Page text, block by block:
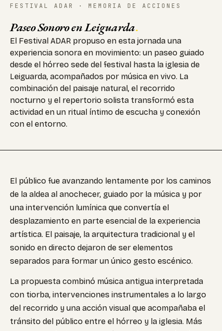
FESTIVAL ADAR · MEMORIA DE ACCIONES
Paseo Sonoro en Leiguarda.
El Festival ADAR propuso en esta jornada una
experiencia sonora en movimiento: un paseo guiado
desde el hórreo sede del festival hasta la iglesia de
Leiguarda, acompañados por música en vivo. La
combinación del paisaje natural, el recorrido
nocturno y el repertorio solista transformó esta
actividad en un ritual íntimo de escucha y conexión
con el entorno.
El público fue avanzando lentamente por los caminos
de la aldea al anochecer, guiado por la música y por
una intervención lumínica que convertía el
desplazamiento en parte esencial de la experiencia
artística. El paisaje, la arquitectura tradicional y el
sonido en directo dejaron de ser elementos
separados para formar un único gesto escénico.
La propuesta combinó música antigua interpretada
con tiorba, intervenciones instrumentales a lo largo
del recorrido y una acción visual que acompañaba el
tránsito del público entre el hórreo y la iglesia. Más